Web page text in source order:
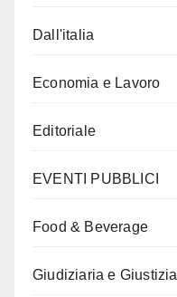
Dall'italia
Economia e Lavoro
Editoriale
EVENTI PUBBLICI
Food & Beverage
Giudiziaria e Giustizia